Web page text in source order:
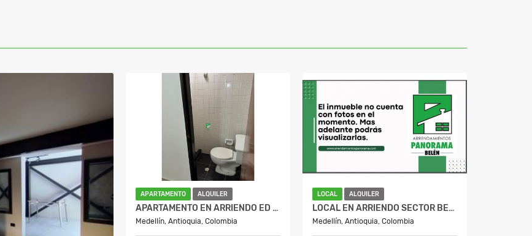
APARTAMENTO ALQUILER
APARTAMENTO EN ARRIENDO ED NOGAL
Medellín, Antioquia, Colombia
LOCAL ALQUILER
LOCAL EN ARRIENDO SECTOR BELÉN ROSALES
Medellín, Antioquia, Colombia